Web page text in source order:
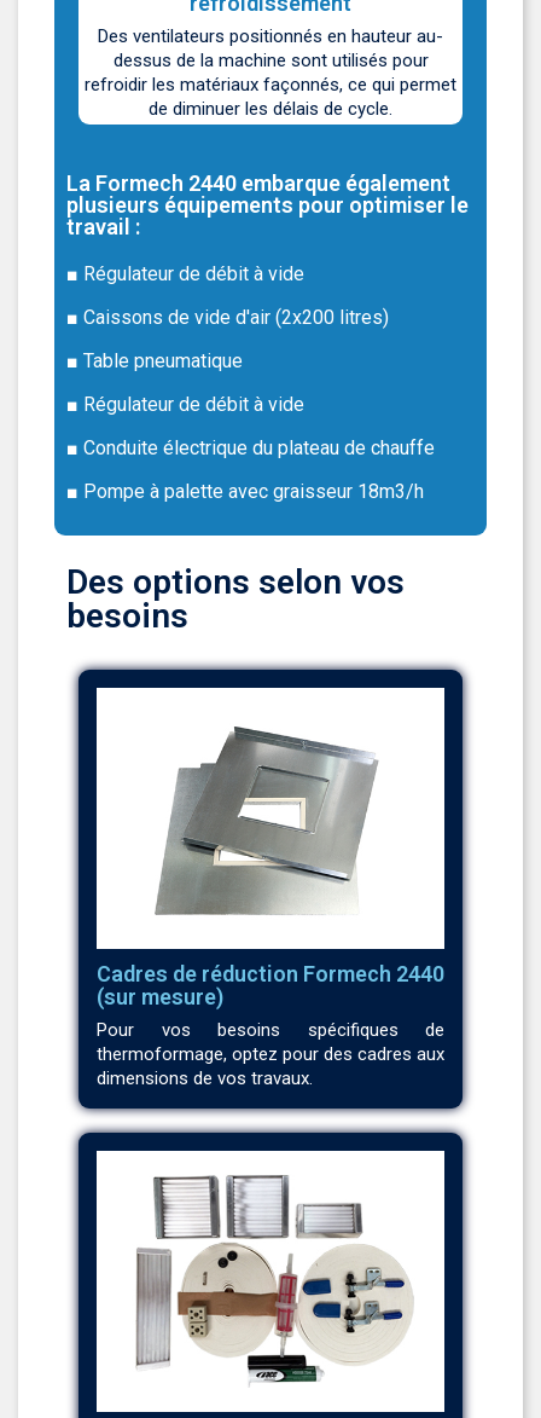
Des ventilateurs positionnés en hauteur au-
dessus de la machine sont utilisés pour
refroidir les matériaux façonnés, ce qui permet
de diminuer les délais de cycle.
La Formech 2440 embarque également
plusieurs équipements pour optimiser le
travail :
■ Régulateur de débit à vide
■ Caissons de vide d'air (2x200 litres)
■ Table pneumatique
■ Régulateur de débit à vide
■ Conduite électrique du plateau de chauffe
■ Pompe à palette avec graisseur 18m3/h
Des options selon vos
besoins
Cadres de réduction Formech 2440
(sur mesure)
Pour vos besoins spécifiques de
thermoformage, optez pour des cadres aux
dimensions de vos travaux.